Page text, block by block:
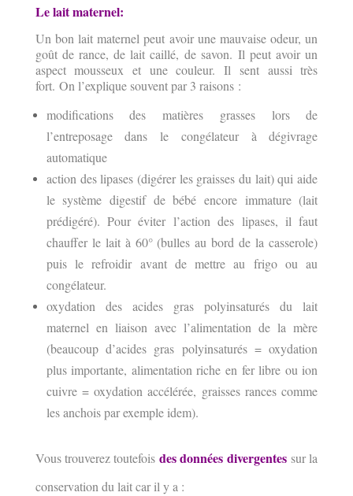
Le lait maternel:
Un bon lait maternel peut avoir une mauvaise odeur, un
goût de rance, de lait caillé, de savon. Il peut avoir un
aspect mousseux et une couleur. Il sent aussi très
fort. On l’explique souvent par 3 raisons :
modifications des matières grasses lors de
l’entreposage dans le congélateur à dégivrage
automatique
action des lipases (digérer les graisses du lait) qui aide
le système digestif de bébé encore immature (lait
prédigéré). Pour éviter l’action des lipases, il faut
chauffer le lait à 60° (bulles au bord de la casserole)
puis le refroidir avant de mettre au frigo ou au
congélateur.
oxydation des acides gras polyinsaturés du lait
maternel en liaison avec l’alimentation de la mère
(beaucoup d’acides gras polyinsaturés = oxydation
plus importante, alimentation riche en fer libre ou ion
cuivre = oxydation accélérée, graisses rances comme
les anchois par exemple idem).
Vous trouverez toutefois des données divergentessur la
conservation du lait car il y a :